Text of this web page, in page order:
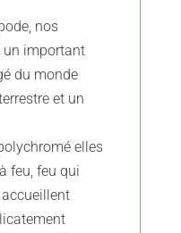
nos
un important
du monde
et un
elles
feu, feu qui
accueillent